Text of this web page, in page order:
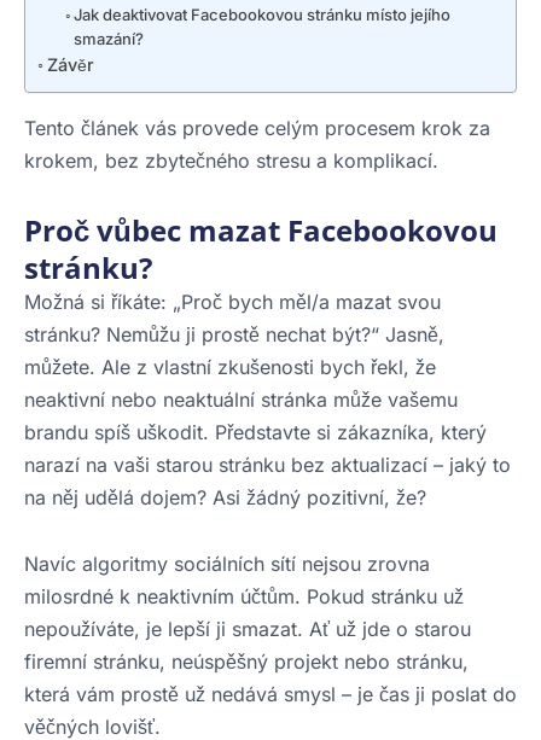
Jak deaktivovat Facebookovou stránku místo jejího
smazání?
Závěr
Tento článek vás provede celým procesem krok za
krokem, bez zbytečného stresu a komplikací.
Proč vůbec mazat Facebookovou
stránku?
Možná si říkáte: „Proč bych měl/a mazat svou
stránku? Nemůžu ji prostě nechat být?“ Jasně,
můžete. Ale z vlastní zkušenosti bych řekl, že
neaktivní nebo neaktuální stránka může vašemu
brandu spíš uškodit. Představte si zákazníka, který
narazí na vaši starou stránku bez aktualizací – jaký to
na něj udělá dojem? Asi žádný pozitivní, že?
Navíc algoritmy sociálních sítí nejsou zrovna
milosrdné k neaktivním účtům. Pokud stránku už
nepoužíváte, je lepší ji smazat. Ať už jde o starou
firemní stránku, neúspěšný projekt nebo stránku,
která vám prostě už nedává smysl – je čas ji poslat do
věčných lovišť.